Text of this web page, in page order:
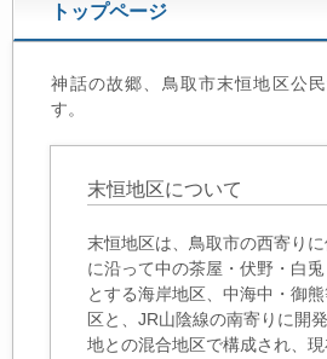
トップページ
神話の故郷、鳥取市末恒地区公
す。
末恒地区について
末恒地区は、鳥取市の西寄り
に沿って中の茶屋・伏野・白
とする海岸地区、中海中・御
区と、JR山陰線の南寄りに開
地との混合地区で構成され、